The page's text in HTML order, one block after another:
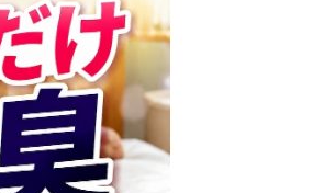
高齢者歯科・入れ歯